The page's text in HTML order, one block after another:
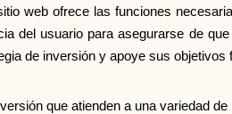
web ofrece las funciones
del usuario para asegurarse de
de inversión y apoye sus objetivos
que atienden a una variedad de